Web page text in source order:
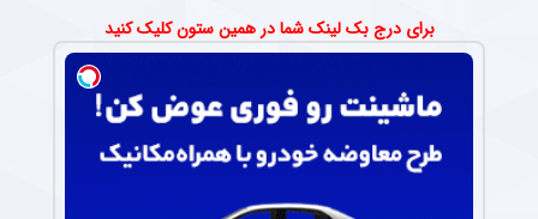
برای درج بک لینک شما در همین ستون کلیک کنید